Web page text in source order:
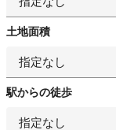
土地面積
指定なし
駅からの徒歩
指定なし